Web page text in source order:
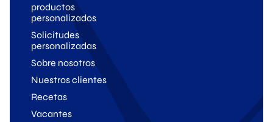
productos
personalizados
Solicitudes
personalizadas
Sobre nosotros
Nuestros clientes
Recetas
Vacantes